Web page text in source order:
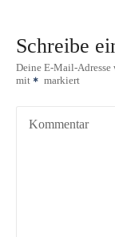
r
a
Schreibe
Deine E-Mail-
mit
markiert
Kommentar